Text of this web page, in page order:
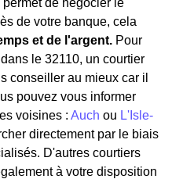
de négocier le
de votre banque, cela
et de l'argent. Pour
le 32110, un courtier
conseiller au mieux car il
pouvez vous informer
voisines : Auch ou L'Isle-
directement par le biais
D'autres courtiers
à votre disposition